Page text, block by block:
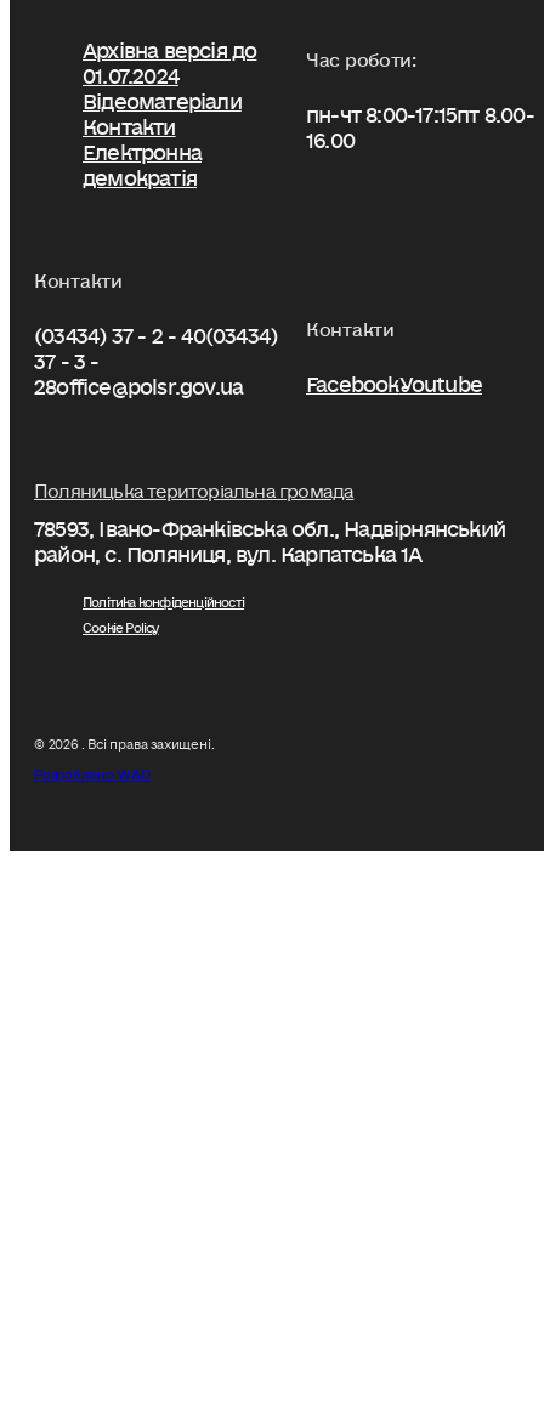
Архівна версія до
01.07.2024
Відеоматеріали
Контакти
Електронна
демократія
Час роботи:
пн-чт 8:00-17:15пт 8.00-
16.00
Контакти
(03434) 37 - 2 - 40(03434)
37 - 3 -
28office@polsr.gov.ua
Контакти
FacebookYoutube
Поляницька територіальна громада
78593, Івано-Франківська обл., Надвірнянський
район, с. Поляниця, вул. Карпатська 1А
Політика конфіденційності
Cookie Policy
© 2026 . Всі права захищені.
Розроблено W&D